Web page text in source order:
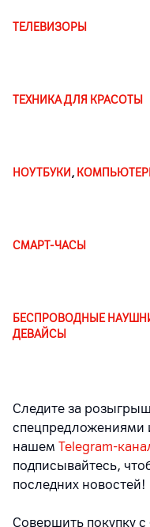
ТЕЛЕВИЗОРЫ
ТЕХНИКА ДЛЯ КРАСОТЫ
НОУТБУКИ,
СМАРТ-ЧАСЫ
БЕСПРОВОДНЫЕ
ДЕВАЙСЫ
Следите за
спецпредложениями
нашем Telegram-
подписывайтесь,
последних новостей!
Совершить покупку с